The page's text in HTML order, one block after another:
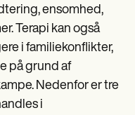
ensomhed,
Terapi kan også
i familiekonflikter,
på grund af
Nedenfor er tre
i